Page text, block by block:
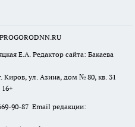
Е.А. Редактор сайта: Бакаева
Киров, ул. Азина, дом № 80, кв. 31
90-87 Email редакции: